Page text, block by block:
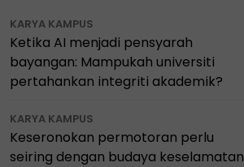
KARYA KAMPUS
Ketika AI menjadi pensyarah
bayangan: Mampukah universiti
pertahankan integriti akademik?
KARYA KAMPUS
Keseronokan permotoran perlu
seiring dengan budaya keselamatan